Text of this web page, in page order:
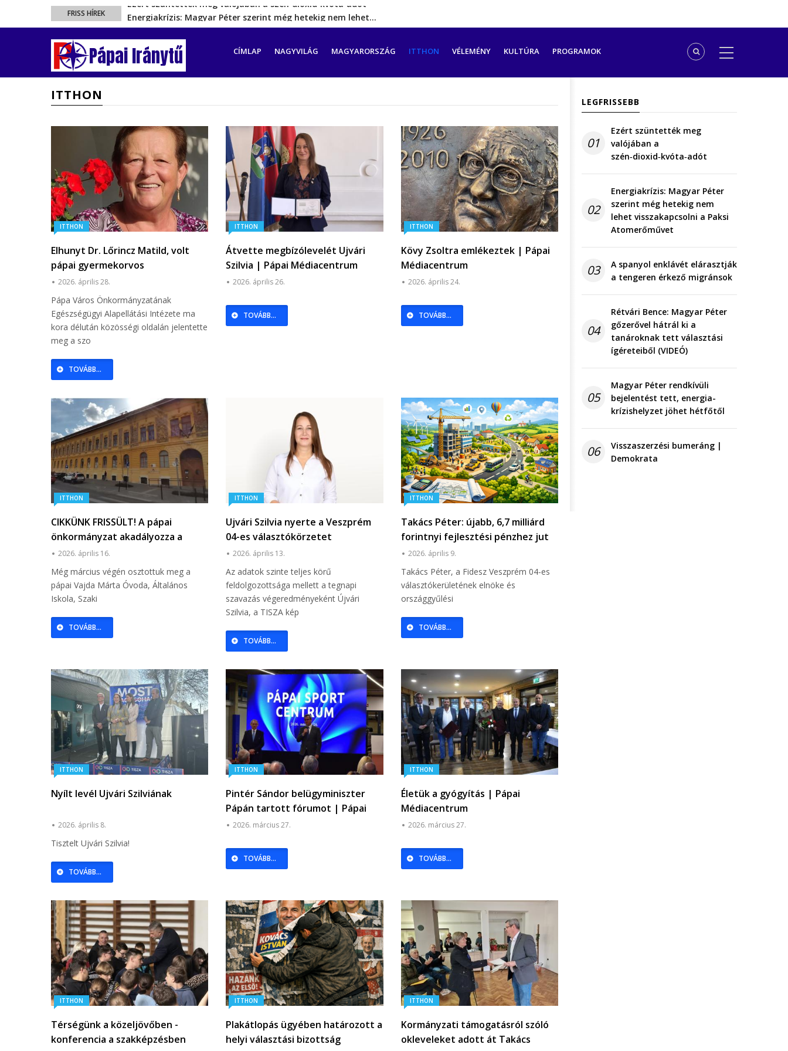
FRISS HÍREK
Energiakrízis: Magyar Péter szerint még hetekig nem lehet…
A spanyol enklávét elárasztják a tengeren érkező migránsok
Rétvári Bence: Magyar Péter gőzerővel hátrál ki a tanároknak tett…
Magyar Péter rendkívüli bejelentést tett, energia-krízishelyzet jöhet…
Ezért szüntették meg valójában a szén‑dioxid‑kvóta‑adót
Pápai Iránytű
FŐ
CÍMLAP NAGYVILÁG MAGYARORSZÁG ITTHON VÉLEMÉNY KULTÚRA PROGRAMOK
ITTHON
ITTHON
Elhunyt Dr. Lőrincz Matild, volt
pápai gyermekorvos
2026. április 28.
Pápa Város Önkormányzatának
Egészségügyi Alapellátási Intézete ma
kora délután közösségi oldalán jelentette
meg a szo
TOVÁBB...
ITTHON
Átvette megbízólevelét Ujvári
Szilvia | Pápai Médiacentrum
2026. április 26.
TOVÁBB...
ITTHON
Kövy Zsoltra emlékeztek | Pápai
Médiacentrum
2026. április 24.
TOVÁBB...
ITTHON
CIKKÜNK FRISSÜLT! A pápai
önkormányzat akadályozza a
Vajda Márta Iskola bővítését?
2026. április 16.
Még március végén osztottuk meg a
pápai Vajda Márta Óvoda, Általános
Iskola, Szaki
TOVÁBB...
ITTHON
Ujvári Szilvia nyerte a Veszprém
04-es választókörzetet
2026. április 13.
Az adatok szinte teljes körű
feldolgozottsága mellett a tegnapi
szavazás végeredményeként Újvári
Szilvia, a TISZA kép
TOVÁBB...
ITTHON
Takács Péter: újabb, 6,7 milliárd
forintnyi fejlesztési pénzhez jut
Pápa!
2026. április 9.
Takács Péter, a Fidesz Veszprém 04-es
választókerületének elnöke és
országgyűlési
TOVÁBB...
ITTHON
Nyílt levél Ujvári Szilviának
2026. április 8.
Tisztelt Ujvári Szilvia!
TOVÁBB...
ITTHON
Pintér Sándor belügyminiszter
Pápán tartott fórumot | Pápai
Médiacentrum
2026. március 27.
TOVÁBB...
ITTHON
Életük a gyógyítás | Pápai
Médiacentrum
2026. március 27.
TOVÁBB...
ITTHON
Térségünk a közeljövőben -
konferencia a szakképzésben
ITTHON
Plakátlopás ügyében határozott a
helyi választási bizottság
ITTHON
Kormányzati támogatásról szóló
okleveleket adott át Takács
LEGFRISSEBB
01
Ezért szüntették meg
valójában a
szén‑dioxid‑kvóta‑adót
02
Energiakrízis: Magyar Péter
szerint még hetekig nem
lehet visszakapcsolni a Paksi
Atomerőművet
03
A spanyol enklávét elárasztják
a tengeren érkező migránsok
04
Rétvári Bence: Magyar Péter
gőzerővel hátrál ki a
tanároknak tett választási
ígéreteiből (VIDEÓ)
05
Magyar Péter rendkívüli
bejelentést tett, energia-
krízishelyzet jöhet hétfőtől
06
Visszaszerzési bumeráng |
Demokrata